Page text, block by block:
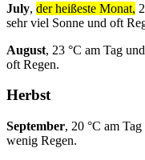
July, der heißeste Monat,
sehr viel Sonne und oft
August, 23 °C am Tag
oft Regen.
Herbst
September, 20 °C am
wenig Regen.